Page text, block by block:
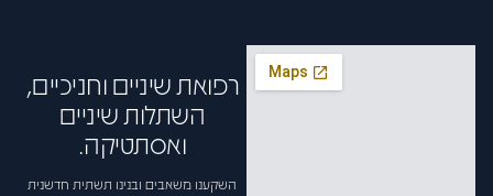
רפואת שיניים וחניכיים,
השתלות שיניים
ואסתטיקה.
השקענו משאבים ובנינו תשתית חדשנית